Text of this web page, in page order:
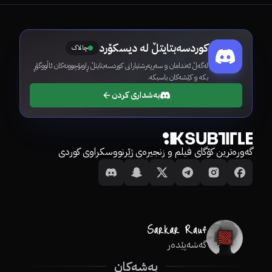
کوردسەبتایتڵ لە دیسکۆرد چالاک
لەگەڵ ئەندامان و سەرپەرشتیارانی کوردسەبتایتڵ ڕاوبۆچوونەکان ئاڵووگۆڕ
بکە و کێشەکان باسبکە.
بەشداری کردن
گەورەترین کۆگای فیلم و زنجیرەی ژێرنووسکراوی کوردی
گەشەپێدەر
بەشەکان